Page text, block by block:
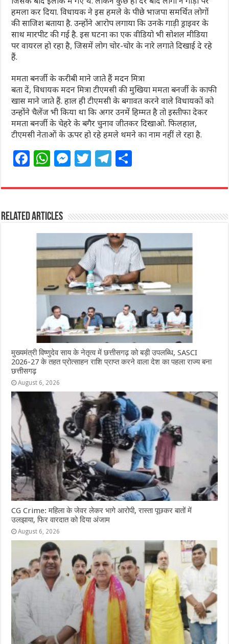
हमला कर दिया. विधायक ने इस हमले के पीछे भाजपा समर्थित लोगों
की साजिश बताया है. उन्होंने आरोप लगाया कि उनके गाड़ी ड्राइवर के
साथ मारपीट की गई है. इस घटना का एक वीडियो भी सोशल मीडिया
पर वायरल हो रहा है, जिसमें लोग चोर-चोर के नारे लगाते दिखाई दे रहे
हैं.
ममता बनर्जी के करीबी माने जाते हैं मदन मित्रा
बता दें, विधायक मदन मित्रा टीएमसी की मुखिया ममता बनर्जी के काफी
खास माने जाते हैं. हाल ही टीएमसी के बगावत करने वाले विधायकों को
उन्होंने चैलेंज भी किया था कि अगर उनमें हिम्मत है तो इस्तीफा देकर
ममता बनर्जी के चेहरे के बगैर चुनाव जीतकर दिखाओ. फिलहाल,
टीएमसी नेताओं के ऊपर हो रहे हमले थमने का नाम नहीं ले रहा है.
F
c
e
b
o
o
k
W
at
s
A
p
p
M
ss
n
g
e
r
T
itt
r
T
e
ra
m
ar
Related Articles
मुख्यमंत्री विष्णुदेव साय के नेतृत्व में छत्तीसगढ़ को बड़ी उपलब्धि, SASCI
2026-27 के तहत प्रोत्साहन राशि प्राप्त करने वाला देश का पहला राज्य बना
छत्तीसगढ़
August 6, 2026
CG Crime: महिला के जेवर लेकर भागे आरोपी, रास्ता पूछकर बातों में
उलझाया, फिर वारदात को दिया अंजाम
August 6, 2026